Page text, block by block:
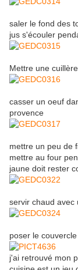
saler le fond des
jus s'écouler
Mettre une
casser un oeuf
provence
mettre un peu de
mettre au four
jaune doit rester
servir chaud avec
poser le
j'ai retrouvé mon